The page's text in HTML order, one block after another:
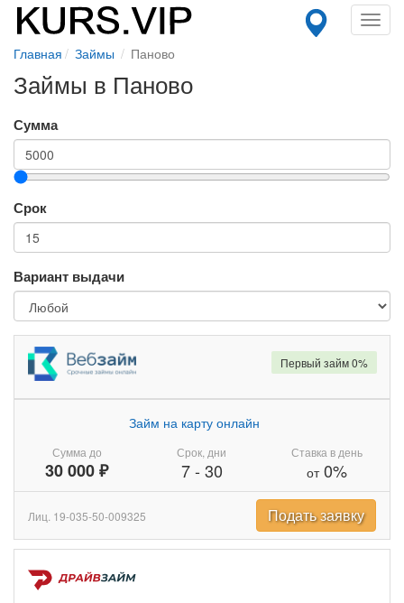
Главная Займы Паново
Займы в Паново
Сумма
Срок
Вариант выдачи
Сумма до
30 000 ₽
Займ на карту онлайн
Срок, дни
7- 30
Ставка в день
от0%
Первый займ 0%
Лиц. 19-035-50-009325 Подать заявку